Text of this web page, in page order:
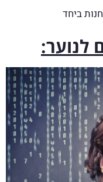
ביחד
לנוער: